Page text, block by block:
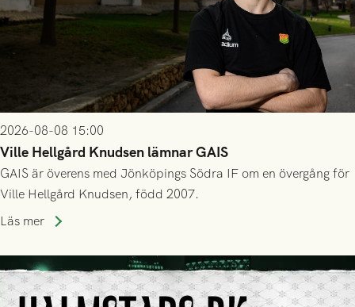
2026-08-08 15:00
Ville Hellgård Knudsen lämnar GAIS
GAIS är överens med Jönköpings Södra IF om en övergång för
Ville Hellgård Knudsen, född 2007.
Läs mer